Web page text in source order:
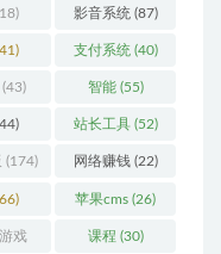
影音系统 (87)
支付系统 (40)
(43) 智能(55)
站长工具(52)
(174) 网络赚钱(22)
苹果cms (26)
戏 课程 (30)